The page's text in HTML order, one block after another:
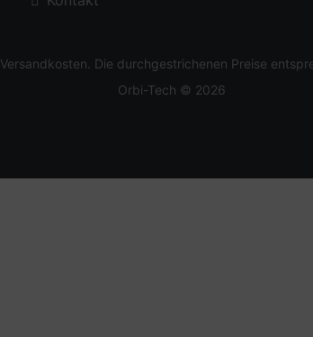
Versandkosten . Die durchgestrichenen Preise
Orbi-Tech © 2026